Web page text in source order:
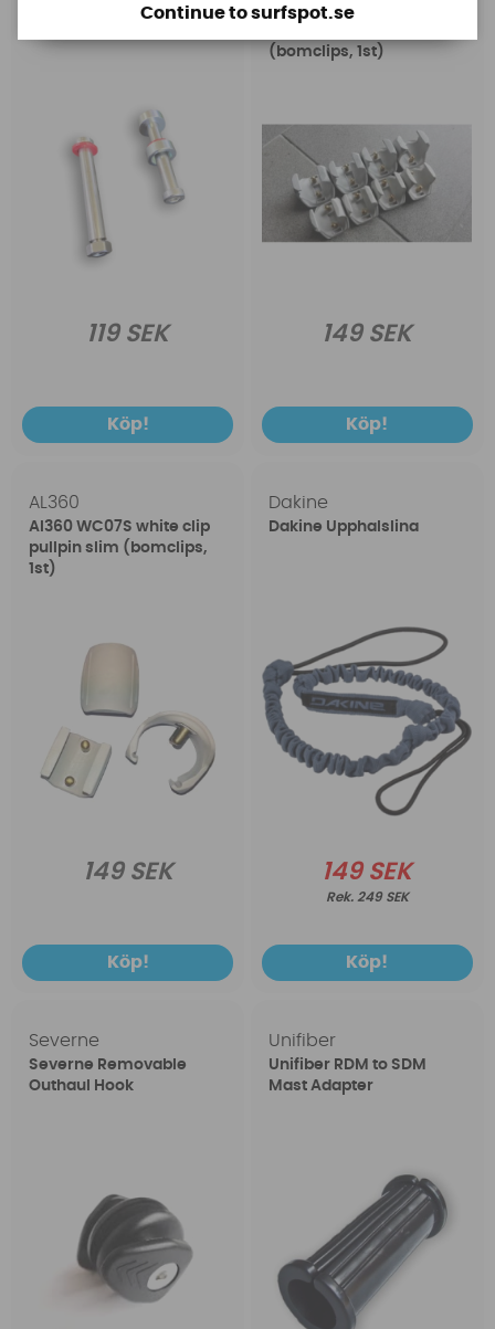
119 SEK
Köp!
clip pullpin
(bomclips, 1st)
149 SEK
Köp!
AL360
Al360 WC07S white clip
pullpin slim (bomclips,
1st)
149 SEK
Köp!
Dakine
Dakine Upphalslina
149 SEK
249 SEK
Köp!
Severne
Severne Removable
Outhaul Hook
Unifiber
Unifiber RDM to SDM
Mast Adapter
Continue to surfspot.se